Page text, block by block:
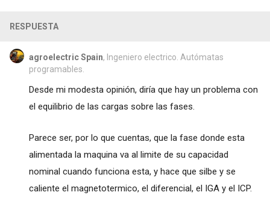
RESPUESTA
agroelectric Spain, Ingeniero electrico. Autómatas
programables.
Desde mi modesta opinión, diría que hay un problema con
el equilibrio de las cargas sobre las fases.
Parece ser, por lo que cuentas, que la fase donde esta
alimentada la maquina va al limite de su capacidad
nominal cuando funciona esta, y hace que silbe y se
caliente el magnetotermico, el diferencial, el IGA y el ICP.